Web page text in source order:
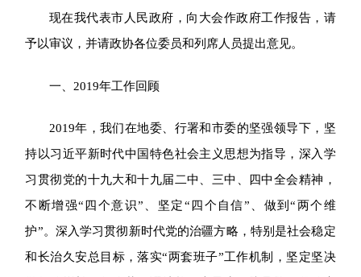
现在我代表市人民政府，向大会作政府工作报告，请
予以审议，并请政协各位委员和列席人员提出意见。
一、2019年工作回顾
2019年，我们在地委、行署和市委的坚强领导下，坚
持以习近平新时代中国特色社会主义思想为指导，深入学
习贯彻党的十九大和十九届二中、三中、四中全会精神，
不断增强“四个意识”、坚定“四个自信”、做到“两个维
护”。深入学习贯彻新时代党的治疆方略，特别是社会稳定
和长治久安总目标，落实“两套班子”工作机制，坚定坚决